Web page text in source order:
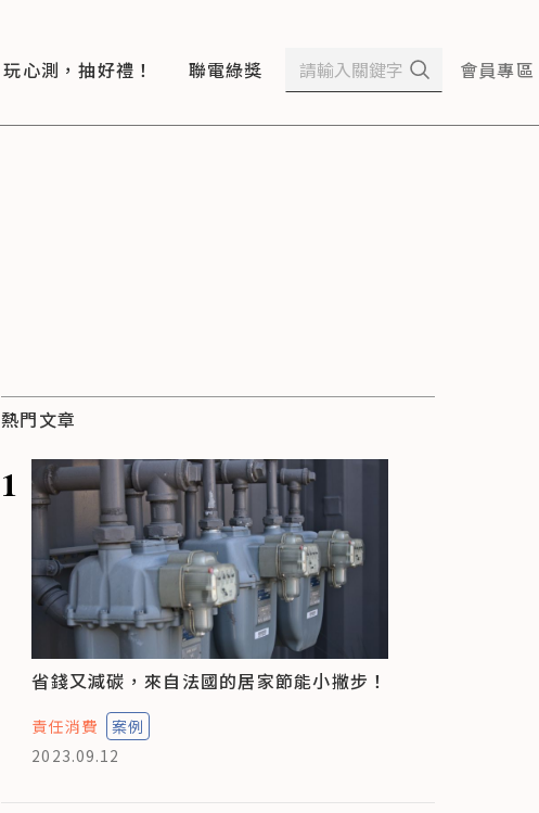
玩心測，抽好禮！ 聯電綠獎 會員專區
熱門文章
1
省錢又減碳，來自法國的居家節能小撇步！
責任消費
案例
2023.09.12